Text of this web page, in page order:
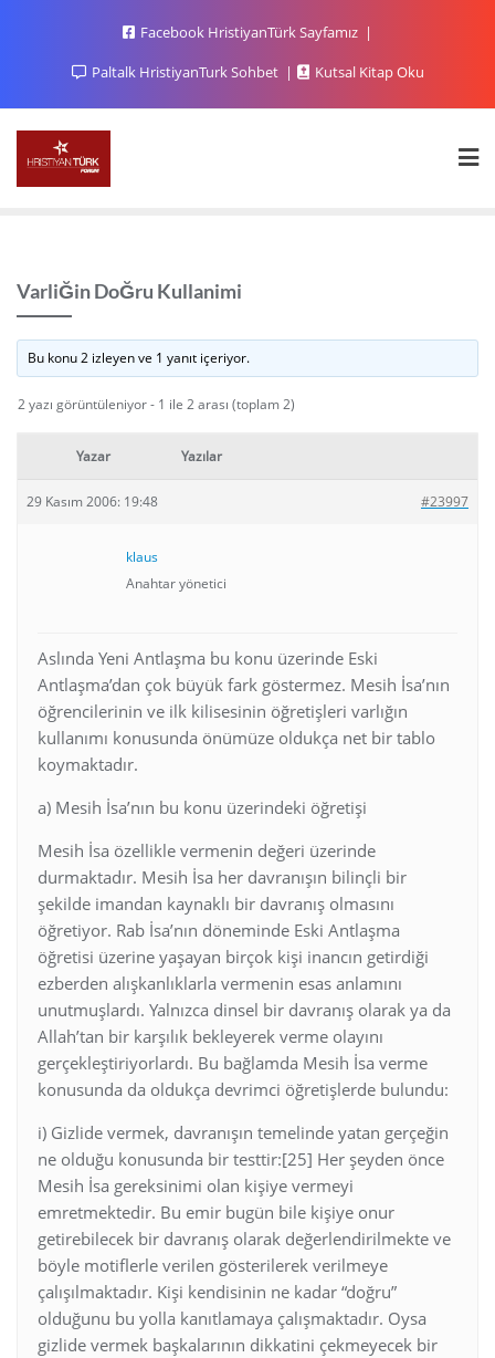
Facebook HristiyanTürk Sayfamız
Paltalk HristiyanTurk Sohbet
Kutsal Kitap Oku
VarliĞin DoĞru Kullanimi
Bu konu 2 izleyen ve 1 yanıt içeriyor.
2 yazı görüntüleniyor - 1 ile 2 arası (toplam 2)
Yazar Yazılar
29 Kasım 2006: 19:48 #23997
klaus
Anahtar yönetici
Aslında Yeni Antlaşma bu konu üzerinde Eski
Antlaşma’dan çok büyük fark göstermez. Mesih İsa’nın
öğrencilerinin ve ilk kilisesinin öğretişleri varlığın
kullanımı konusunda önümüze oldukça net bir tablo
koymaktadır.
a) Mesih İsa’nın bu konu üzerindeki öğretişi
Mesih İsa özellikle vermenin değeri üzerinde
durmaktadır. Mesih İsa her davranışın bilinçli bir
şekilde imandan kaynaklı bir davranış olmasını
öğretiyor. Rab İsa’nın döneminde Eski Antlaşma
öğretisi üzerine yaşayan birçok kişi inancın getirdiği
ezberden alışkanlıklarla vermenin esas anlamını
unutmuşlardı. Yalnızca dinsel bir davranış olarak ya da
Allah’tan bir karşılık bekleyerek verme olayını
gerçekleştiriyorlardı. Bu bağlamda Mesih İsa verme
konusunda da oldukça devrimci öğretişlerde bulundu:
i) Gizlide vermek, davranışın temelinde yatan gerçeğin
ne olduğu konusunda bir testtir:[25] Her şeyden önce
Mesih İsa gereksinimi olan kişiye vermeyi
emretmektedir. Bu emir bugün bile kişiye onur
getirebilecek bir davranış olarak değerlendirilmekte ve
böyle motiflerle verilen gösterilerek verilmeye
çalışılmaktadır. Kişi kendisinin ne kadar “doğru”
olduğunu bu yolla kanıtlamaya çalışmaktadır. Oysa
gizlide vermek başkalarının dikkatini çekmeyecek bir